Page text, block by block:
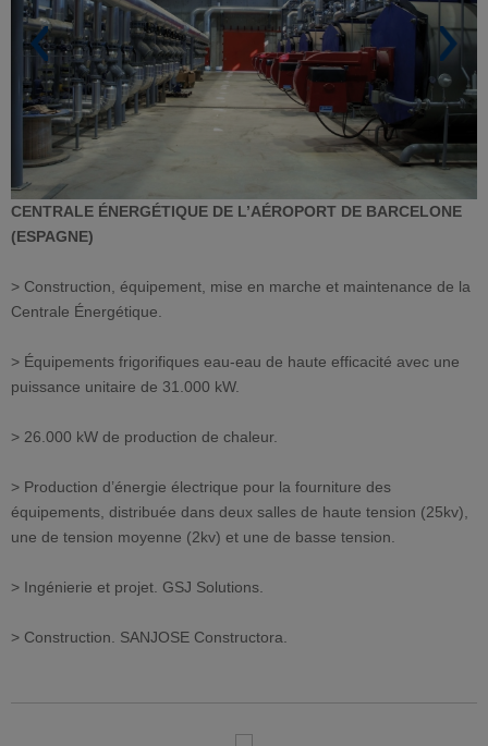
CENTRALE ÉNERGÉTIQUE DE L’AÉROPORT DE BARCELONE
(ESPAGNE)
> Construction, équipement, mise en marche et maintenance de la
Centrale Énergétique.
> Équipements frigorifiques eau-eau de haute efficacité avec une
puissance unitaire de 31.000 kW.
> 26.000 kW de production de chaleur.
> Production d’énergie électrique pour la fourniture des
équipements, distribuée dans deux salles de haute tension (25kv),
une de tension moyenne (2kv) et une de basse tension.
> Ingénierie et projet. GSJ Solutions.
> Construction. SANJOSE Constructora.